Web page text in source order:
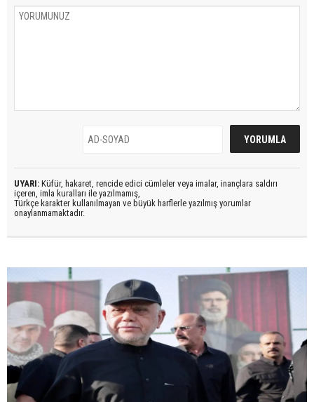
UYARI: Küfür, hakaret, rencide edici cümleler veya imalar, inançlara saldırı
içeren, imla kuralları ile yazılmamış,
Türkçe karakter kullanılmayan ve büyük harflerle yazılmış yorumlar
onaylanmamaktadır.